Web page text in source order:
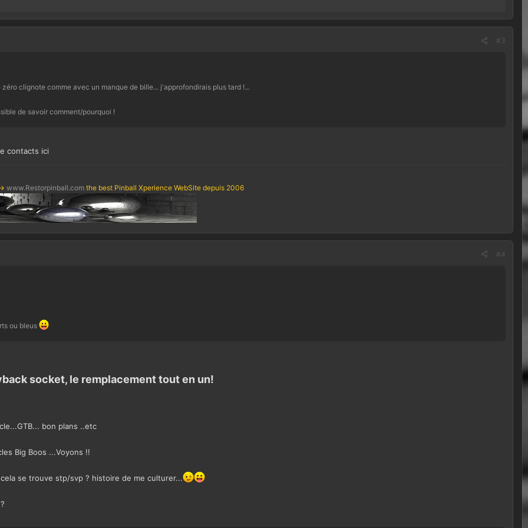
#3
clignote comme avec un manque de bille... j'approfondirais plus tard !...
de savoir comment/pourquoi !
contacts ici
www.Restorpinball.com the best Pinball Xperience WebSite depuis 2006
#4
ou bleus
socket, le remplacement tout en un!​
bon plans ..etc
Big Boos ...Voyons !!
se trouve stp/svp ? histoire de me culturer...